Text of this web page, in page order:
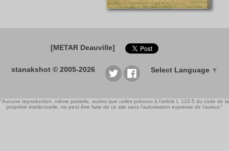
[METAR Deauville]
stanakshot © 2005-2026 Select Language ▼
"Aucune reproduction, même partielle, autres que celles prévues à l'article L 122-5 du code de la
propriété intellectuelle, ne peut être faite de ce site sans l'autorisation expresse de l'auteur."